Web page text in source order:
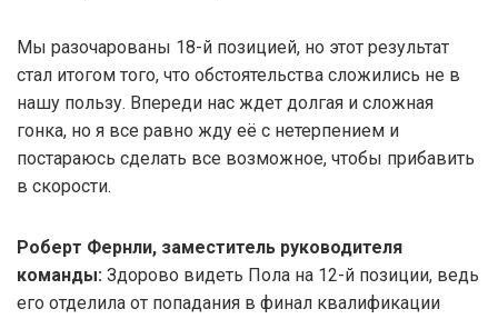
Мы разочарованы 18-й позицией, но этот результат
стал итогом того, что обстоятельства сложились не в
нашу пользу. Впереди нас ждет долгая и сложная
гонка, но я все равно жду её с нетерпением и
постараюсь сделать все возможное, чтобы прибавить
в скорости.
Роберт Фернли, заместитель руководителя
команды: Здорово видеть Пола на 12-й позиции, ведь
его отделила от попадания в финал квалификации